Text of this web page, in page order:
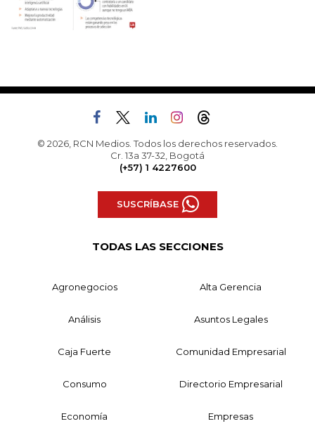
© 2026, RCN Medios. Todos los derechos reservados.
Cr. 13a 37-32, Bogotá
(+57) 1 4227600
SUSCRÍBASE
TODAS LAS SECCIONES
Agronegocios Alta Gerencia
Análisis Asuntos Legales
Caja Fuerte Comunidad Empresarial
Consumo Directorio Empresarial
Economía Empresas